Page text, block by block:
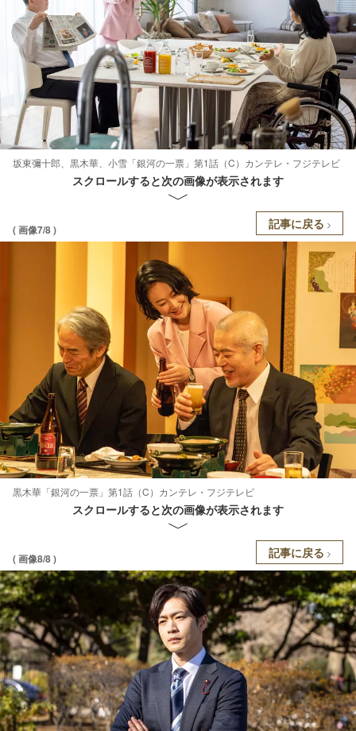
坂東彌十郎、黒木華、小雪「銀河の一票」第1話（C）カンテレ・フジテレビ
スクロールすると次の画像が表示されます
( 画像7/8 ) 記事に戻る
黒木華「銀河の一票」第1話（C）カンテレ・フジテレビ
スクロールすると次の画像が表示されます
( 画像8/8 ) 記事に戻る